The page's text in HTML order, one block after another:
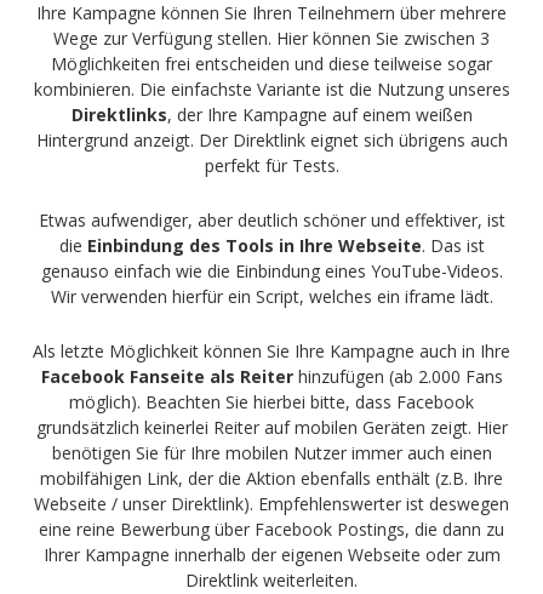
Ihre Kampagne können Sie Ihren Teilnehmern über mehrere
Wege zur Verfügung stellen. Hier können Sie zwischen 3
Möglichkeiten frei entscheiden und diese teilweise sogar
kombinieren. Die einfachste Variante ist die Nutzung unseres
Direktlinks, der Ihre Kampagne auf einem weißen
Hintergrund anzeigt. Der Direktlink eignet sich übrigens auch
perfekt für Tests.
Etwas aufwendiger, aber deutlich schöner und effektiver, ist
die Einbindung des Tools in Ihre Webseite. Das ist
genauso einfach wie die Einbindung eines YouTube-Videos.
Wir verwenden hierfür ein Script, welches ein iframe lädt.
Als letzte Möglichkeit können Sie Ihre Kampagne auch in Ihre
Facebook Fanseite als Reiterhinzufügen (ab 2.000 Fans
möglich). Beachten Sie hierbei bitte, dass Facebook
grundsätzlich keinerlei Reiter auf mobilen Geräten zeigt. Hier
benötigen Sie für Ihre mobilen Nutzer immer auch einen
mobilfähigen Link, der die Aktion ebenfalls enthält (z.B. Ihre
Webseite / unser Direktlink). Empfehlenswerter ist deswegen
eine reine Bewerbung über Facebook Postings, die dann zu
Ihrer Kampagne innerhalb der eigenen Webseite oder zum
Direktlink weiterleiten.